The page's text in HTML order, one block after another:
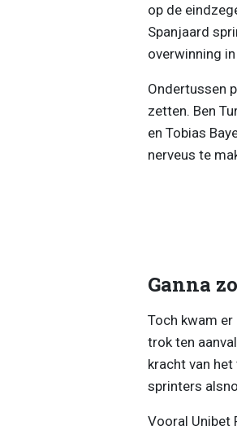
op de
Spanjaard
overwinning
Ondertussen
zetten. Ben
en Tobias
nerveus te
Ganna
Toch kwam
trok ten
kracht van
sprinters
Vooral Unibet